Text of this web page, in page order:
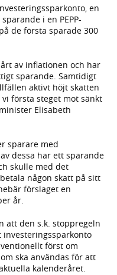
en
i en PEPP-
de första sparade 300
av inflationen och har
sparande. Samtidigt
aktivt höjt skatten
första steget mot sänkt
Elisabeth
sparare med
dessa har ett sparande
skulle med det
någon skatt på sitt
förslaget en
år.
att den s.k. stoppregeln
först om
ska användas för att
kalenderåret.